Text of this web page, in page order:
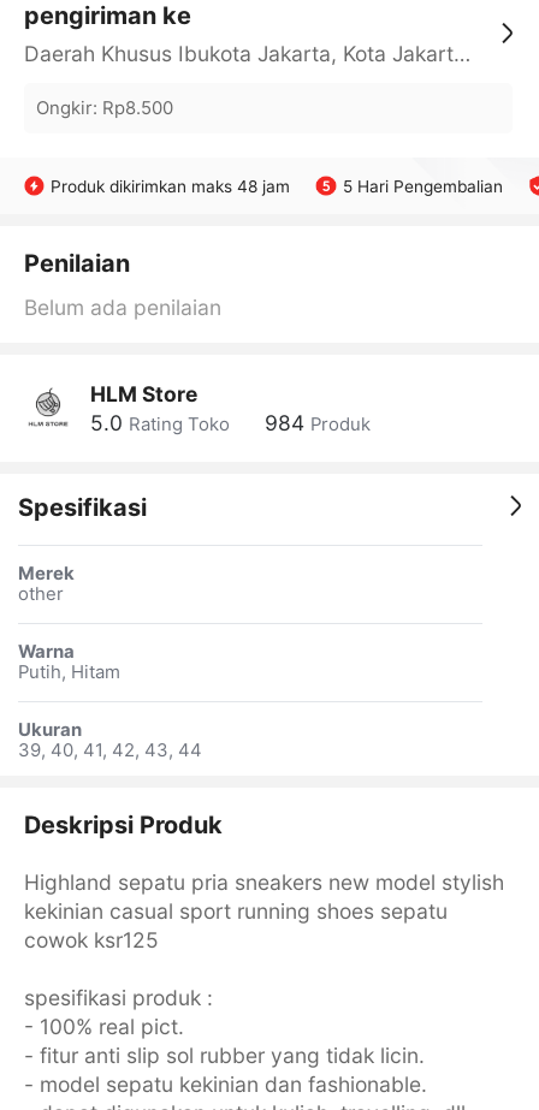
pengiriman ke
Daerah Khusus Ibukota Jakarta, Kota Jakarta Barat, Cengkareng, yy
Ongkir: Rp8.500
Produk dikirimkan maks 48 jam 5 Hari Pengembalian
Penilaian
Belum ada penilaian
HLM Store
5.0 Rating Toko 984 Produk
Spesifikasi
Merek
other
Warna
Putih, Hitam
Ukuran
39, 40, 41, 42, 43, 44
Deskripsi Produk
Highland sepatu pria sneakers new model stylish
kekinian casual sport running shoes sepatu
cowok ksr125
spesifikasi produk :
- 100% real pict.
- fitur anti slip sol rubber yang tidak licin.
- model sepatu kekinian dan fashionable.